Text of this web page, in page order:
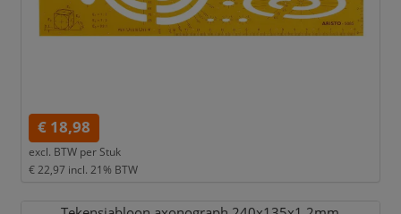
€ 18,98
excl. BTW per Stuk
€ 22,97 incl. 21% BTW